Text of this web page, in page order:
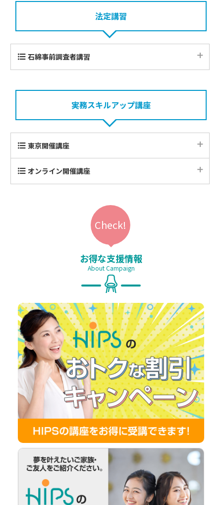
2級認定講座
法定講習
石綿事前調査者講習
実務スキルアップ講座
東京開催講座
歯科医院デザインのすべて
オンライン開催講座
photoshop（＋Illustrator）マンツーマン講座
お得な支援情報
About Campaign